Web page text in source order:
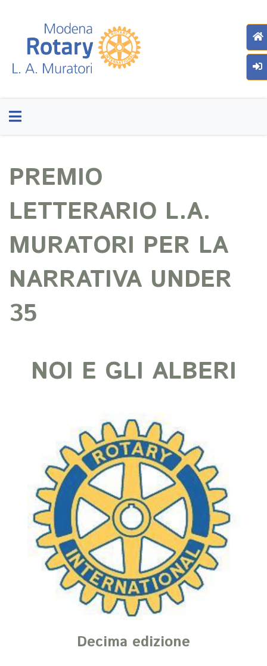
PREMIO
LETTERARIO L.A.
MURATORI PER LA
NARRATIVA UNDER
35
NOI E GLI ALBERI
Decima edizione